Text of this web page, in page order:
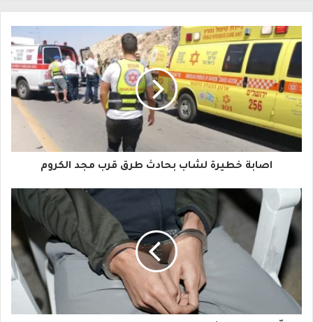
ي
د
ك
ا
إ
ل
ك
ر
اصابة خطيرة لشاب بحادث طرق قرب مجد الكروم